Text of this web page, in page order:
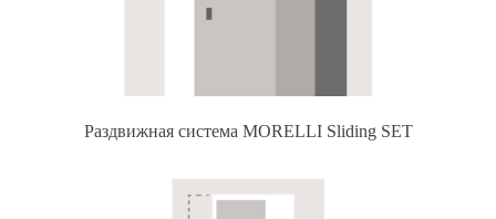
Раздвижная система MORELLI Sliding SET